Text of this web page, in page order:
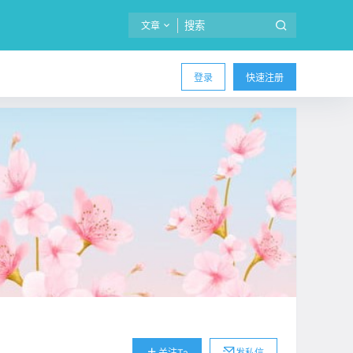
文章
登录 快速注册